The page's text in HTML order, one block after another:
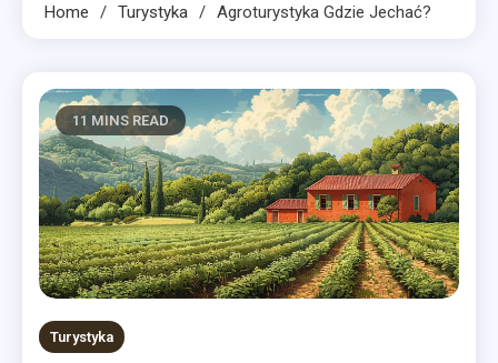
Home Turystyka Agroturystyka Gdzie Jechać?
11 MINS READ
Turystyka